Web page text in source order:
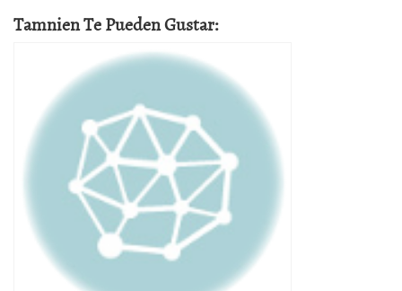
Tamnien Te Pueden Gustar: